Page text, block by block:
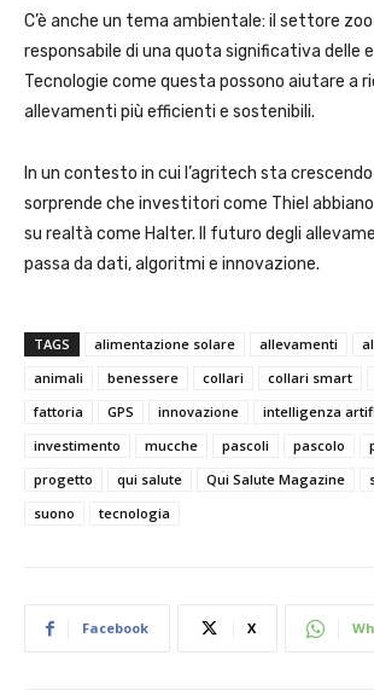
C’è anche un tema ambientale: il settore
responsabile di una quota significativa delle
Tecnologie come questa possono aiutare a
allevamenti più efficienti e sostenibili.
In un contesto in cui l’agritech sta
sorprende che investitori come Thiel
su realtà come Halter. Il futuro degli
passa da dati, algoritmi e innovazione.
TAGS alimentazione solare allevamenti
animali
benessere collari collari smart
fattoria
GPS innovazione
intelligenza
investimento
mucche pascoli pascolo
progetto
qui salute Qui Salute Magazine
suono
tecnologia
Facebook X